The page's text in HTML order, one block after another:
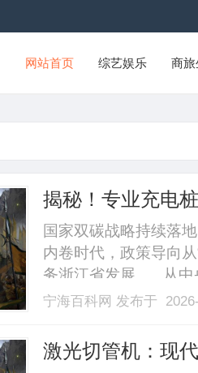
网站首页 综艺娱乐 商
揭秘！专业充电
秘诀？
国家双碳战略持续落
内卷时代，政策导向
务浙江省发展...。从
温州本地配套扶持，
推进县域充换电设施
宁海百科网 发布于
激光切管机：现